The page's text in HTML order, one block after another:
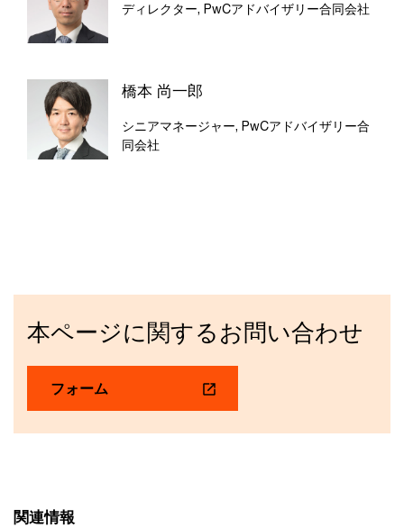
ディレクター, PwCアドバイザリー合同会社
橋本 尚一郎
シニアマネージャー, PwCアドバイザリー合
同会社
本ページに関するお問い合わせ
フォーム
関連情報